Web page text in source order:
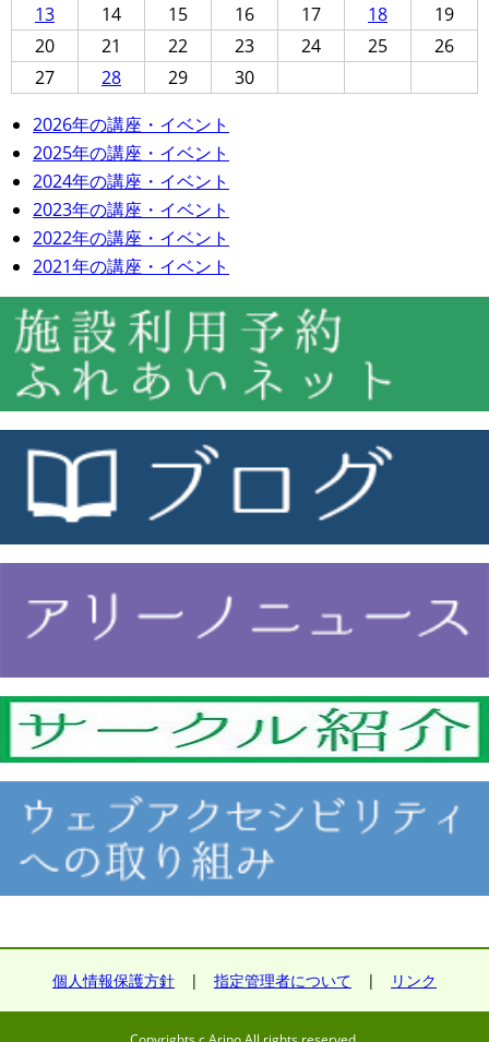
13
14 15 16 17 18
19
20
21 22 23 24 25
26
27
28 29
30
2026年の講座・イベント
2025年の講座・イベント
2024年の講座・イベント
2023年の講座・イベント
2022年の講座・イベント
2021年の講座・イベント
個人情報保護方針 | 指定管理者について | リンク